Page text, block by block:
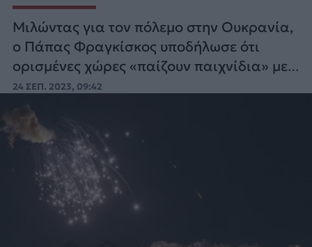
Μιλώντας για τον πόλεμο στην Ουκρανία,
ο Πάπας Φραγκίσκος υποδήλωσε ότι
ορισμένες χώρες «παίζουν παιχνίδια» με
τη χώρα αυτή πρώτα προμηθεύοντας
24 ΣΕΠ. 2023, 09:42